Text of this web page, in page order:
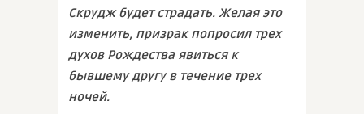
Скрудж будет страдать. Желая это
изменить, призрак попросил трех
духов Рождества явиться к
бывшему другу в течение трех
ночей.